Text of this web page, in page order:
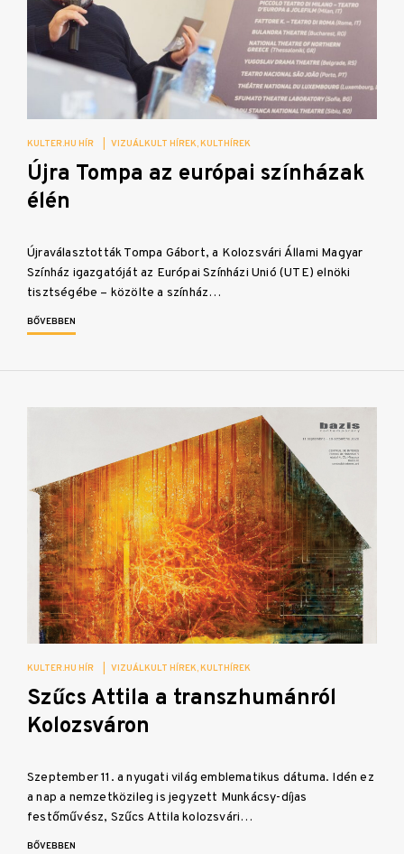
KULTER.HU HÍR VIZUÁLKULT HÍREK KULTHÍREK
Újra Tompa az európai színházak
élén
Újraválasztották Tompa Gábort, a Kolozsvári Állami Magyar
Színház igazgatóját az Európai Színházi Unió (UTE) elnöki
tisztségébe – közölte a színház…
BŐVEBBEN
KULTER.HU HÍR VIZUÁLKULT HÍREK KULTHÍREK
Szűcs Attila a transzhumánról
Kolozsváron
Szeptember 11. a nyugati világ emblematikus dátuma. Idén ez
a nap a nemzetközileg is jegyzett Munkácsy-díjas
festőművész, Szűcs Attila kolozsvári…
BŐVEBBEN